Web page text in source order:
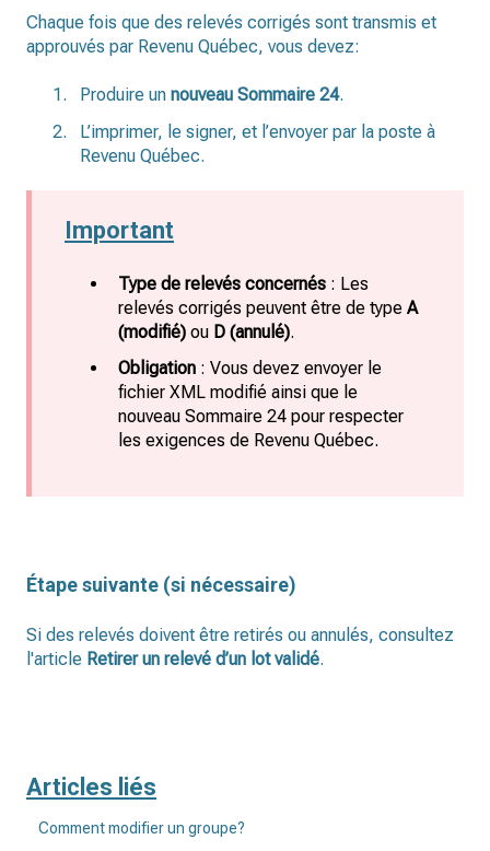
Chaque fois que des relevés corrigés sont transmis et
approuvés par Revenu Québec, vous devez:
Produire un nouveau Sommaire 24.
L’imprimer, le signer, et l’envoyer par la poste à
Revenu Québec.
Important
Type de relevés concernés : Les
relevés corrigés peuvent être de type A
(modifié) ou D (annulé).
Obligation : Vous devez envoyer le
fichier XML modifié ainsi que le
nouveau Sommaire 24 pour respecter
les exigences de Revenu Québec.
Étape suivante (si nécessaire)
Si des relevés doivent être retirés ou annulés, consultez
l'article Retirer un relevé d’un lot validé.
Articles liés
Comment modifier un groupe?